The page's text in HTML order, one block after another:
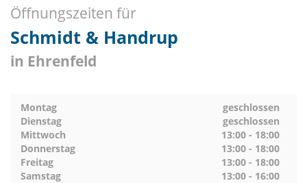
Öffnungszeiten für
Schmidt & Handrup
in Ehrenfeld
Montag
geschlossen
Dienstag
geschlossen
Mittwoch
13:00 - 18:00
Donnerstag
13:00 - 18:00
Freitag
13:00 - 18:00
Samstag
13:00 - 16:00